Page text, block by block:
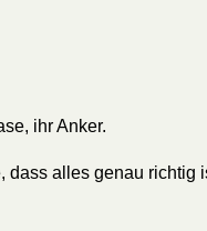
ihr Anker.
alles genau richtig